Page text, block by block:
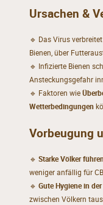
Ursachen &
🔹 Das Virus
Bienen, über
🔹 Infizierte Bienen
Ansteckungsgefahr
🔹 Faktoren wie
Wetterbedingungen
Vorbeugung
🔹 Starke Völker führen
weniger anfällig für
🔹 Gute Hygiene in
zwischen Völkern